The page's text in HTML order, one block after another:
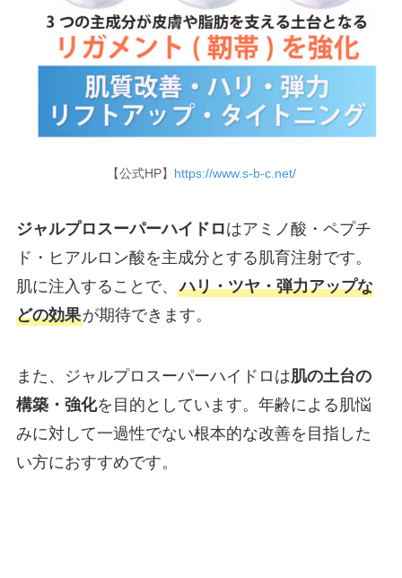
【公式HP】 https://www.s-b-c.net/
ジャルプロスーパーハイドロはアミノ酸・ペプチ
ド・ヒアルロン酸を主成分とする肌育注射です。
肌に注入することで、 ハリ・ツヤ・弾力アップな
どの効果が期待できます。
また、ジャルプロスーパーハイドロは肌の土台の
構築・強化を目的としています。年齢による肌悩
みに対して一過性でない根本的な改善を目指した
い方におすすめです。